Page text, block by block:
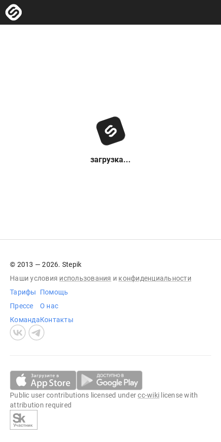
загрузка...
© 2013 — 2026. Stepik
Наши условия использования и конфиденциальности
Тарифы
Прессе
Команда
Помощь
О нас
Контакты
Public user contributions licensed undercc-wiki license with
attribution required